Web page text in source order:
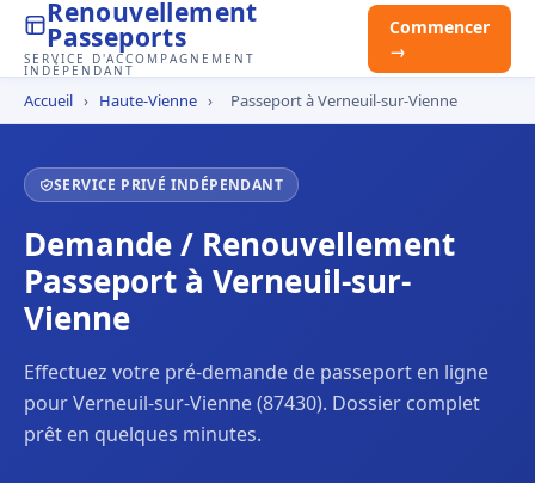
Renouvellement
Passeports
SERVICE D'ACCOMPAGNEMENT
INDÉPENDANT
Commencer
→
Accueil › Haute-Vienne › Passeport à Verneuil-sur-Vienne
SERVICE PRIVÉ INDÉPENDANT
Demande / Renouvellement
Passeport à Verneuil-sur-
Vienne
Effectuez votre pré-demande de passeport en ligne
pour Verneuil-sur-Vienne (87430). Dossier complet
prêt en quelques minutes.